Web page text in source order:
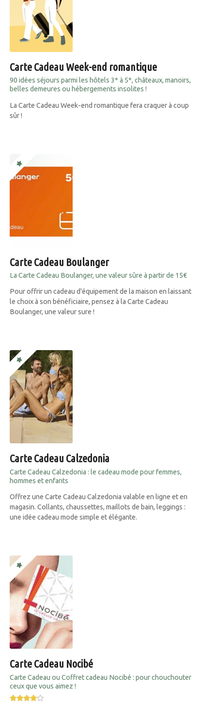
Carte Cadeau Week-end romantique
90 idées séjours parmi les hôtels 3* à 5*, châteaux, manoirs,
belles demeures ou hébergements insolites !
La Carte Cadeau Week-end romantique fera craquer à coup
sûr !
Carte Cadeau Boulanger
La Carte Cadeau Boulanger, une valeur sûre à partir de 15€
Pour offrir un cadeau d'équipement de la maison en laissant
le choix à son bénéficiaire, pensez à la Carte Cadeau
Boulanger, une valeur sure !
Carte Cadeau Calzedonia
Carte Cadeau Calzedonia : le cadeau mode pour femmes,
hommes et enfants
Offrez une Carte Cadeau Calzedonia valable en ligne et en
magasin. Collants, chaussettes, maillots de bain, leggings :
une idée cadeau mode simple et élégante.
Carte Cadeau Nocibé
Carte Cadeau ou Coffret cadeau Nocibé : pour chouchouter
ceux que vous aimez !